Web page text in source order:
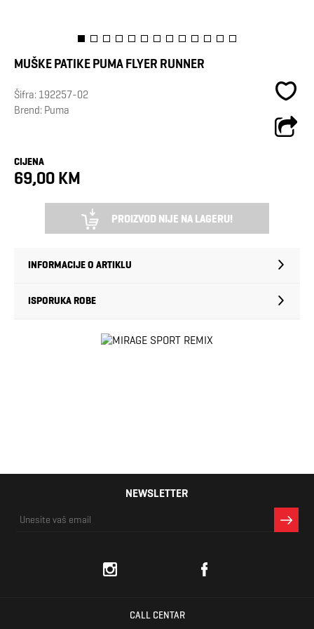
MUŠKE PATIKE PUMA FLYER RUNNER
Šifra: 192257-02
Brend: Puma
CIJENA
69,00 KM
PROIZVOD NIJE NA LAGERU!
INFORMACIJE O ARTIKLU
ISPORUKA ROBE
NEWSLETTER
CALL CENTAR